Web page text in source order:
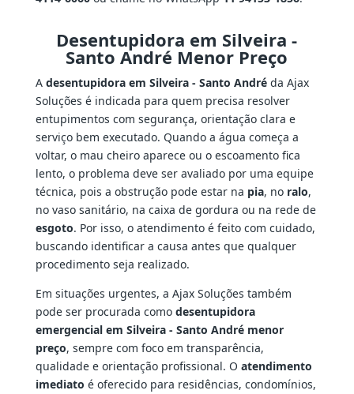
Desentupidora em Silveira -
Santo André Menor Preço
A desentupidora em Silveira - Santo Andréda Ajax
Soluções é indicada para quem precisa resolver
entupimentos com segurança, orientação clara e
serviço bem executado. Quando a água começa a
voltar, o mau cheiro aparece ou o escoamento fica
lento, o problema deve ser avaliado por uma equipe
técnica, pois a obstrução pode estar na pia, no ralo,
no vaso sanitário, na caixa de gordura ou na rede de
esgoto. Por isso, o atendimento é feito com cuidado,
buscando identificar a causa antes que qualquer
procedimento seja realizado.
Em situações urgentes, a Ajax Soluções também
pode ser procurada como desentupidora
emergencial em Silveira - Santo André menor
preço, sempre com foco em transparência,
qualidade e orientação profissional. O atendimento
imediato é oferecido para residências, condomínios,